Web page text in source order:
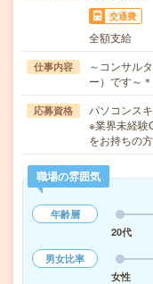
交通費
全額支給
仕事内容
～コンサル
ー）です～
応募資格
パソコンス
※業界未経験
をお持ちの
職場の雰囲気
年齢層
20代
男女比率
女性